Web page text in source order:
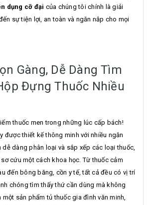
dụng cỡ đại của chúng tôi chính là giải
sự tiện lợi, an toàn và ngăn nắp cho mọi
Gàng, Dễ Dàng Tìm
Đựng Thuốc Nhiều
thuốc men trong những lúc cấp bách!
được thiết kế thông minh với nhiều ngăn
dàng phân loại và sắp xếp các loại thuốc,
cứu một cách khoa học. Từ thuốc cảm
đến bông băng, cồn y tế, tất cả đều có vị trí
chóng tìm thấy thứ cần dùng mà không
sản phẩm tủ thuốc gia đình văn minh,